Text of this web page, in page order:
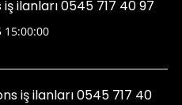
iş ilanları 0545 717 40 97
15:00:00
iş ilanları 0545 717 40